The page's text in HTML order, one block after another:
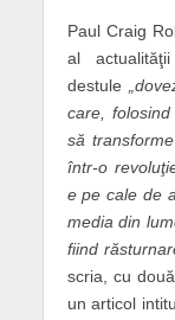
Paul Craig
al
destule
care,
să
într-o
e pe cale de
media din
fiind
scria, cu
un articol